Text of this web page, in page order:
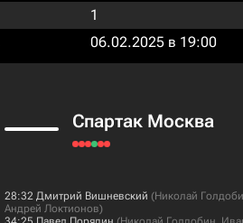
1
06.02.2025 в 19:00
Спартак Москва
28:32 Дмитрий Вишневский (Николай
Андрей Локтионов)